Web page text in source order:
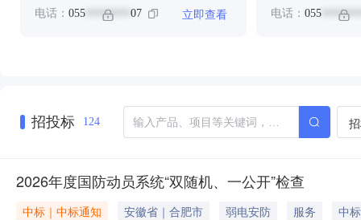
电话： 055 ******** 07 立即查看 电话： 055
招投标 124
2026年度国防动员系统“双随机、一公开”检查
中标｜中标通知 安徽省｜合肥市 弱电安防 服务
中